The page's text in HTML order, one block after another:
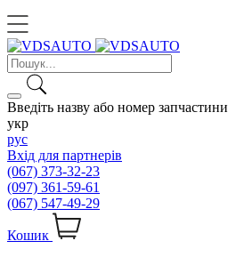
Введіть назву або номер запчастини
укр
рус
Вхід для партнерів
(067) 373-32-23
(097) 361-59-61
(067) 547-49-29
Кошик